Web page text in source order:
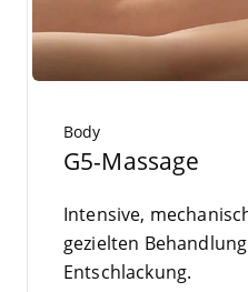
Body
G5-Massage
Inten­si­ve,
geziel­ten
Entschlackung.